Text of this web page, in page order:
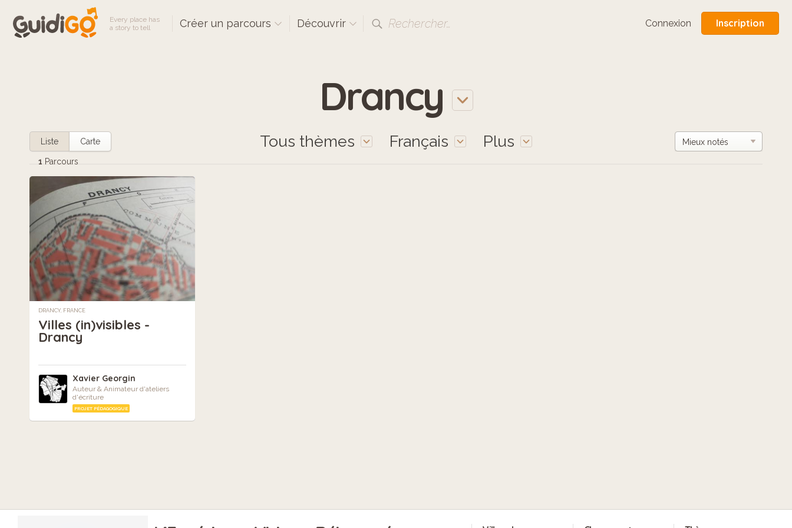
Every place has
a story to tell
Créer un parcours Découvrir Rechercher… Connexion Inscription
Drancy
Tous thèmes Français Plus
Liste Carte
1 Parcours
DRANCY, FRANCE
Villes (in)visibles -
Drancy
Xavier Georgin
Auteur & Animateur d'ateliers
d'écriture
PROJET PÉDAGOGIQUE